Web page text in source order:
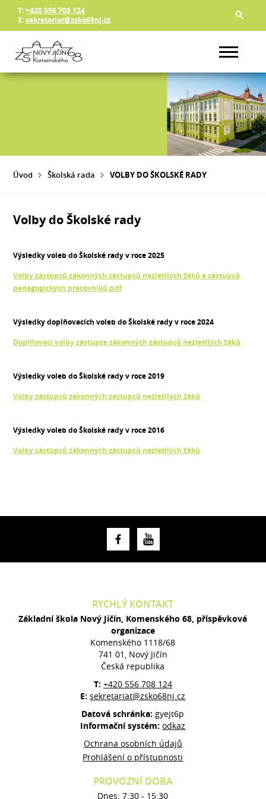
T:+420 556 708 124
E:sekretariat@zsko68nj.cz
Úvod Školská rada VOLBY DO ŠKOLSKÉ RADY
Volby do Školské rady
Výsledky voleb do Školské rady v roce 2025
Volby zástupců zákonných zástupců nezletilých žáků a zástupců
pedagogických pracovníků.pdf
Výsledky doplňovacích voleb do Školské rady v roce 2024
Doplňovací volby zástupce zákonných zástupců nezletilých žáků
Výsledky voleb do Školské rady v roce 2019
Volby zástupců zákonných zástupců nezletilých žáků
Výsledky voleb do Školské rady v roce 2016
Volby zástupců zákonných zástupců nezletilých žáků
RYCHLÝ KONTAKT
Základní škola Nový Jičín, Komenského 68, příspěvková
organizace
Komenského 1118/68
741 01, Nový Jičín
Česká republika
T: +420 556 708 124
E:sekretariat@zsko68nj.cz
Datová schránka:gyejt6p
Informační systém:odkaz
Ochrana osobních údajů
Prohlášení o přístupnosti
PROVOZNÍ DOBA
Dnes: 7:30 - 15:30